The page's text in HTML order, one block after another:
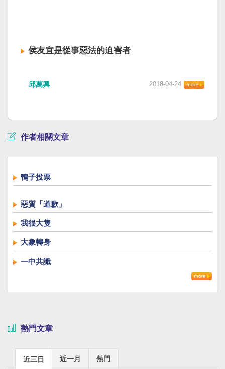
侯友宜是從事惡法的迫害者
邱萬興 2018-04-24
作者相關文章
鴨子投票
惡質「道歉」
我很大隻
大象轉身
一中共識
熱門文章
近三日 近一月 熱門